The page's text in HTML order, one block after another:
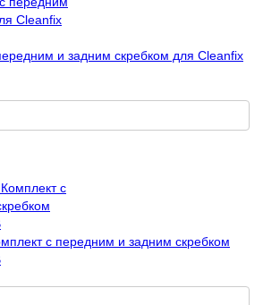
и задним скребком для Cleanfix
с передним и задним скребком